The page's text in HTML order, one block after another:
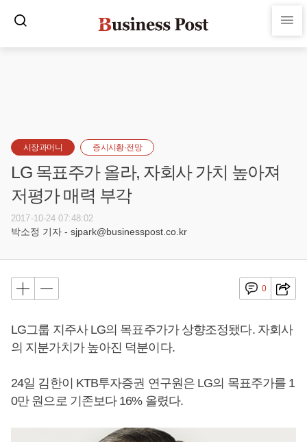
시장과머니 증시시황·전망
LG 목표주가 올라, 자회사 가치 높아져
저평가 매력 부각
2017-10-24 07:48:02
박소정 기자 - sjpark@businesspost.co.kr
0
LG그룹 지주사 LG의 목표주가가 상향조정됐다. 자회사
의 지분가치가 높아진 덕분이다.
24일 김한이 KTB투자증권 연구원은 LG의 목표주가를 1
0만 원으로 기존보다 16% 올렸다.